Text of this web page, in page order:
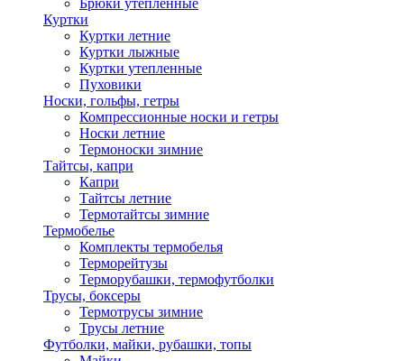
Брюки утепленные
Куртки
Куртки летние
Куртки лыжные
Куртки утепленные
Пуховики
Носки, гольфы, гетры
Компрессионные носки и гетры
Носки летние
Термоноски зимние
Тайтсы, капри
Капри
Тайтсы летние
Термотайтсы зимние
Термобелье
Комплекты термобелья
Терморейтузы
Терморубашки, термофутболки
Трусы, боксеры
Термотрусы зимние
Трусы летние
Футболки, майки, рубашки, топы